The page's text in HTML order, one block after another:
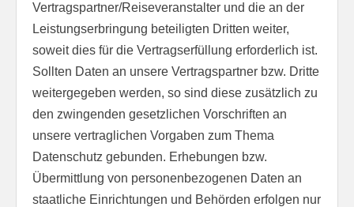
Vertragspartner/Reiseveranstalter und die an der
Leistungserbringung beteiligten Dritten weiter,
soweit dies für die Vertragserfüllung erforderlich ist.
Sollten Daten an unsere Vertragspartner bzw. Dritte
weitergegeben werden, so sind diese zusätzlich zu
den zwingenden gesetzlichen Vorschriften an
unsere vertraglichen Vorgaben zum Thema
Datenschutz gebunden. Erhebungen bzw.
Übermittlung von personenbezogenen Daten an
staatliche Einrichtungen und Behörden erfolgen nur